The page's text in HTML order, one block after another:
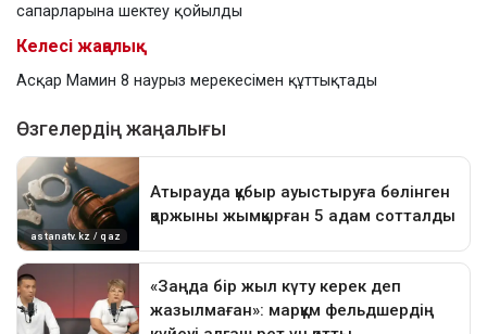
сапарларына шектеу қойылды
Келесі жаңалық
Асқар Мамин 8 наурыз мерекесімен құттықтады